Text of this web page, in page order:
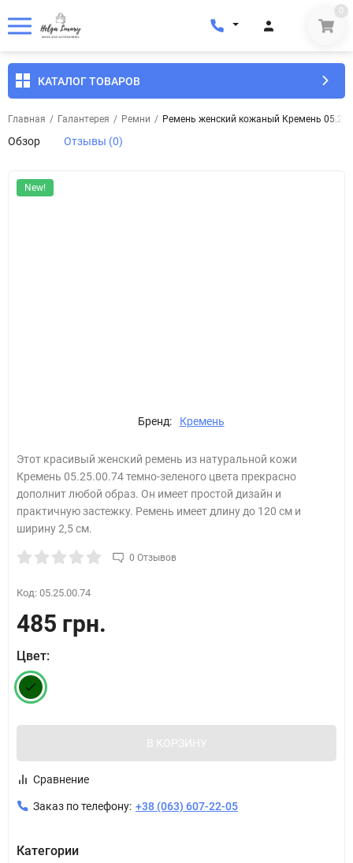
0
КАТАЛОГ ТОВАРОВ
Главная / Галантерея / Ремни / Ремень женский кожаный Кремень
Обзор Отзывы (0)
New!
Бренд: Кремень
Этот красивый женский ремень из натуральной кожи
Кремень 05.25.00.74 темно-зеленого цвета прекрасно
дополнит любой образ. Он имеет простой дизайн и
практичную застежку. Ремень имеет длину до 120 см и
ширину 2,5 см.
0 Отзывов
Код: 05.25.00.74
485 грн.
Цвет:
В КОРЗИНУ
Сравнение
Заказ по телефону: +38 (063) 607-22-05
Категории